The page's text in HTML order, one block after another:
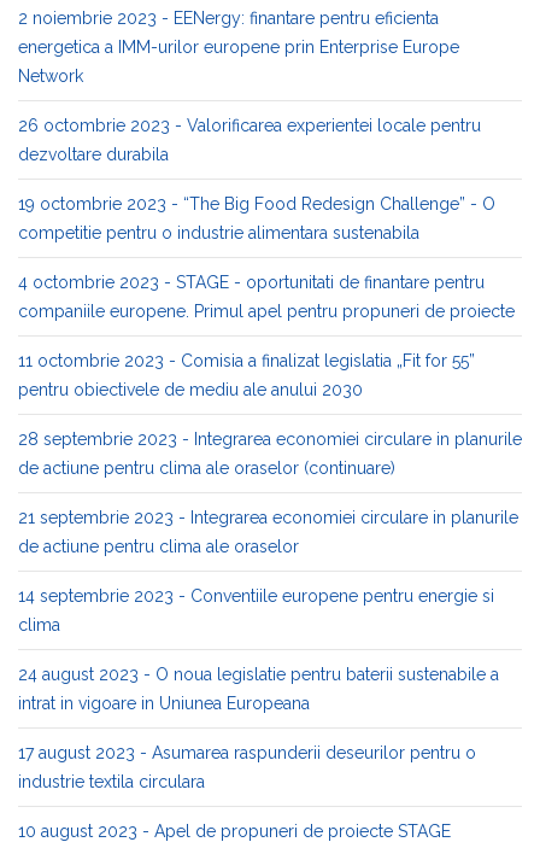
2 noiembrie 2023 - EENergy: finantare pentru eficienta
energetica a IMM-urilor europene prin Enterprise Europe
Network
26 octombrie 2023 - Valorificarea experientei locale pentru
dezvoltare durabila
19 octombrie 2023 - “The Big Food Redesign Challenge” - O
competitie pentru o industrie alimentara sustenabila
4 octombrie 2023 - STAGE - oportunitati de finantare pentru
companiile europene. Primul apel pentru propuneri de proiecte
11 octombrie 2023 - Comisia a finalizat legislatia „Fit for 55”
pentru obiectivele de mediu ale anului 2030
28 septembrie 2023 - Integrarea economiei circulare in planurile
de actiune pentru clima ale oraselor (continuare)
21 septembrie 2023 - Integrarea economiei circulare in planurile
de actiune pentru clima ale oraselor
14 septembrie 2023 - Conventiile europene pentru energie si
clima
24 august 2023 - O noua legislatie pentru baterii sustenabile a
intrat in vigoare in Uniunea Europeana
17 august 2023 - Asumarea raspunderii deseurilor pentru o
industrie textila circulara
10 august 2023 - Apel de propuneri de proiecte STAGE